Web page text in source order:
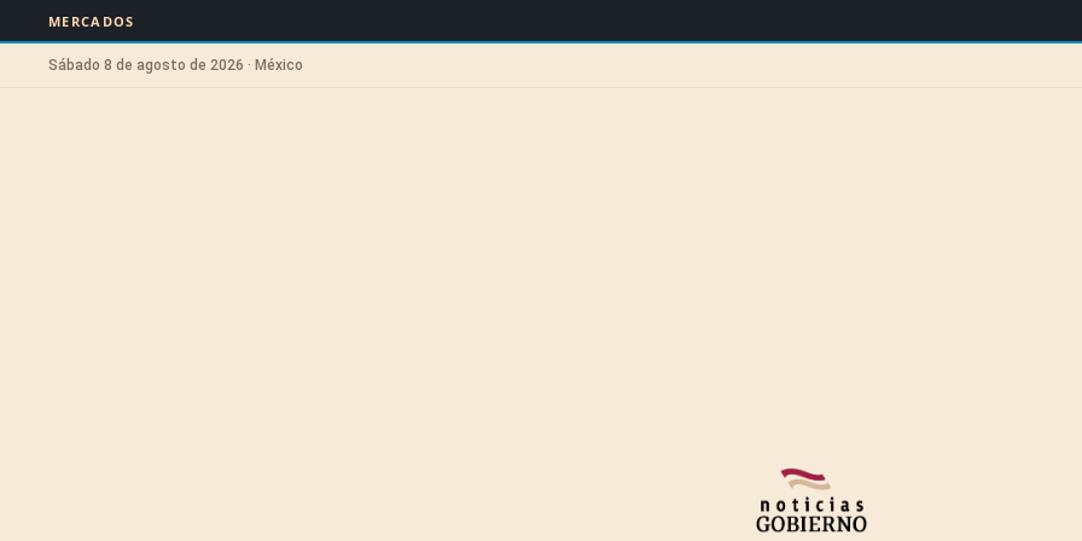
MERCADOS
Sábado 8 de agosto de 2026 · México